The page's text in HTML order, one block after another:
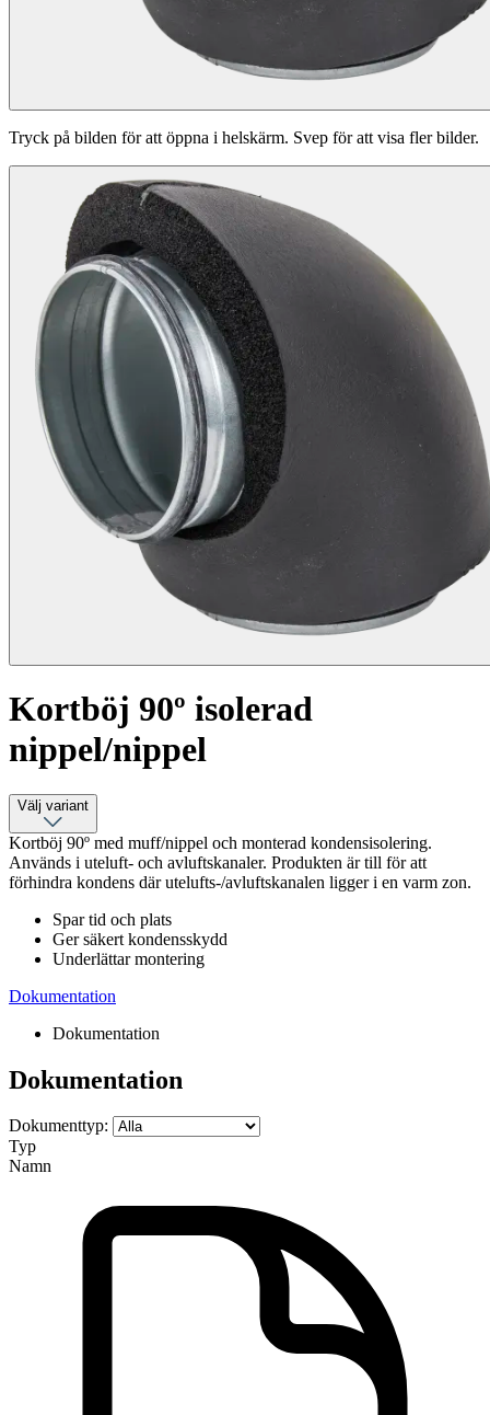
Tryck på bilden för att öppna i helskärm. Svep för att visa fler bilder.
Kortböj 90º isolerad
nippel/nippel
Välj variant
Kortböj 90º med muff/nippel och monterad kondensisolering.
Används i uteluft- och avluftskanaler. Produkten är till för att
förhindra kondens där utelufts-/avluftskanalen ligger i en varm zon.
Spar tid och plats
Ger säkert kondensskydd
Underlättar montering
Dokumentation
Dokumentation
Dokumentation
Dokumenttyp:
Typ
Namn